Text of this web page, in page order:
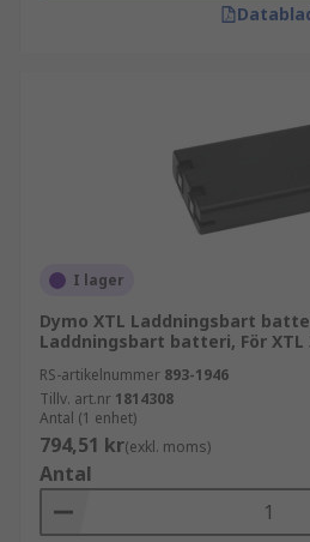
I lager
Dymo XTL Laddningsbart
Laddningsbart batteri, För XTL
RS-artikelnummer 893-1946
Tillv. art.nr 1814308
Antal (1 enhet)
794,51 kr(exkl. moms)
Antal